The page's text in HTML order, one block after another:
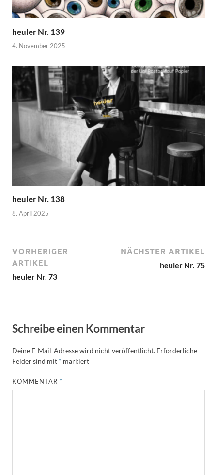
heuler Nr. 139
4. November 2025
heuler Nr. 138
8. April 2025
VORHERIGER
ARTIKEL
heuler Nr. 73
NÄCHSTER ARTIKEL
heuler Nr. 75
Schreibe einen Kommentar
Deine E-Mail-Adresse wird nicht veröffentlicht. Erforderliche
Felder sind mit * markiert
KOMMENTAR*